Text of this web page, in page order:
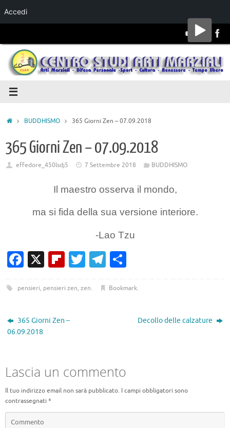
Accedi
Salta al
BUDDHISMO 365 Giorni Zen – 07.09.2018
365 Giorni Zen – 07.09.2018
effedore_450lsdj5 7 Settembre 2018 BUDDHISMO
Il maestro osserva il mondo,
ma si fida della sua versione interiore.
-Lao Tzu
Fa
e
o
o
X Fl
b
ar
T
it
T
e n
vi
pensieri, pensieri zen, zen. Bookmark.
365 Giorni Zen –
06.09.2018
Decollo delle calzature
Lascia un commento
Il tuo indirizzo email non sarà pubblicato. I campi obbligatori sono
contrassegnati *